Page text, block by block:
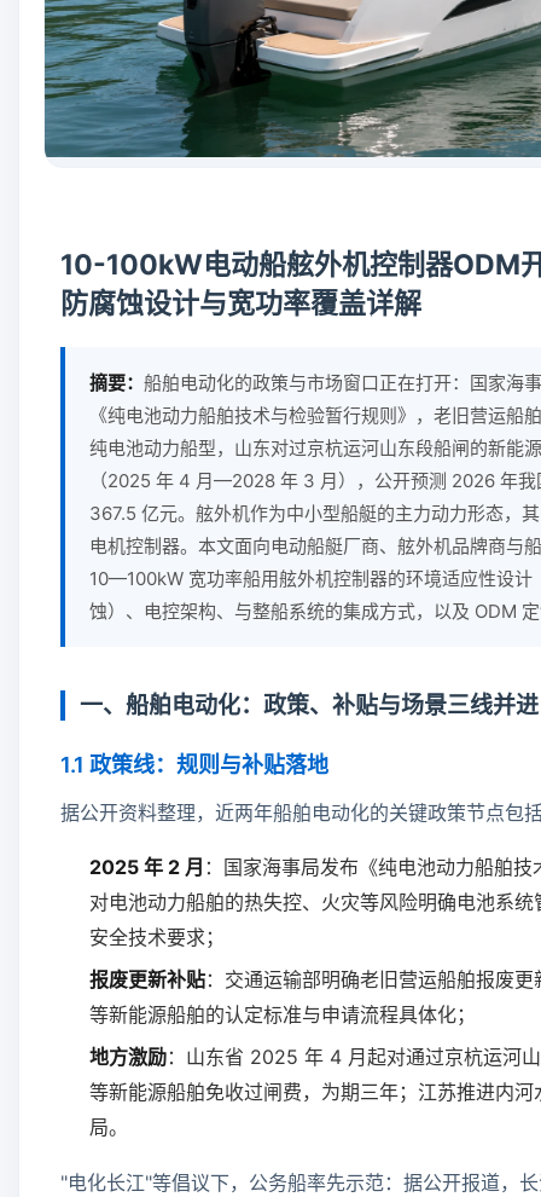
10-100kW电动船舷外机控制器ODM
防腐蚀设计与宽功率覆盖详解
摘要： 船舶电动化的政策与市场窗口正在打开：国家海
《纯电池动力船舶技术与检验暂行规则》，老旧营运船
纯电池动力船型，山东对过京杭运河山东段船闸的新能
（2025 年 4 月—2028 年 3 月），公开预测 2026 年
367.5 亿元。舷外机作为中小型船艇的主力动力形态，
电机控制器。本文面向电动船艇厂商、舷外机品牌商与
10—100kW 宽功率船用舷外机控制器的环境适应性设计
蚀）、电控架构、与整船系统的集成方式，以及 ODM
一、船舶电动化：政策、补贴与场景三线并进
1.1 政策线：规则与补贴落地
据公开资料整理，近两年船舶电动化的关键政策节点包
2025 年 2 月 ：国家海事局发布《纯电池动力船舶
对电池动力船舶的热失控、火灾等风险明确电池系
安全技术要求；
报废更新补贴：交通运输部明确老旧营运船舶报废
等新能源船舶的认定标准与申请流程具体化；
地方激励：山东省 2025 年 4 月起对通过京杭运河
等新能源船舶免收过闸费，为期三年；江苏推进内
局。
"电化长江"等倡议下，公务船率先示范：据公开报道，